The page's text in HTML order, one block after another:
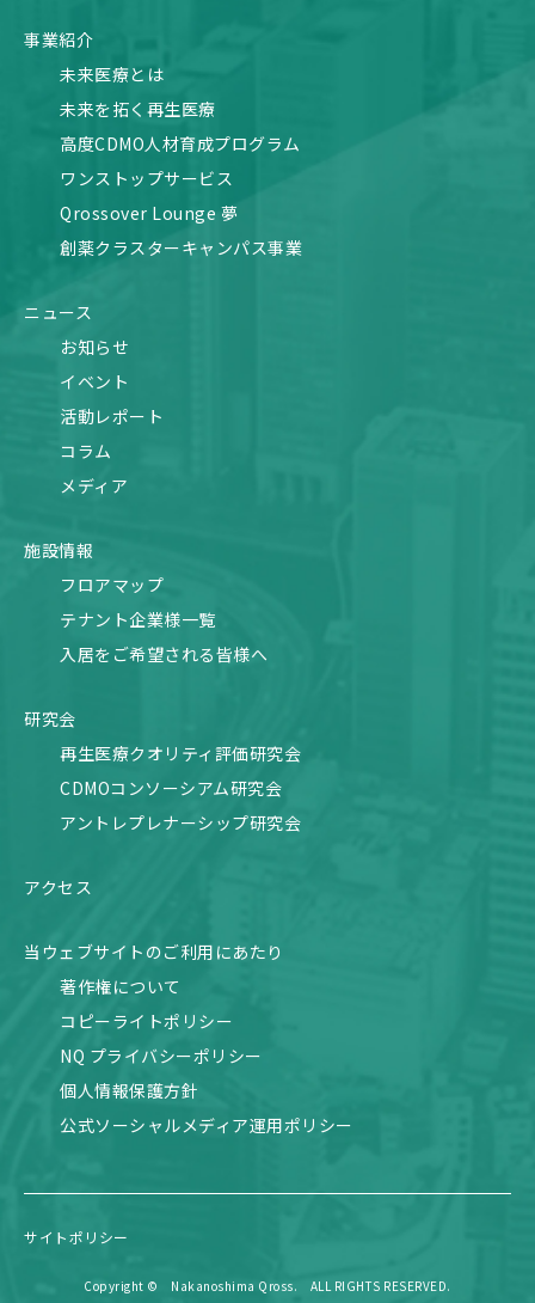
事業紹介
未来医療とは
未来を拓く再生医療
高度CDMO人材育成プログラム
ワンストップサービス
Qrossover Lounge 夢
創薬クラスターキャンパス事業
ニュース
お知らせ
イベント
活動レポート
コラム
メディア
施設情報
フロアマップ
テナント企業様一覧
入居をご希望される皆様へ
研究会
再生医療クオリティ評価研究会
CDMOコンソーシアム研究会
アントレプレナーシップ研究会
アクセス
当ウェブサイトのご利用にあたり
著作権について
コピーライトポリシー
NQ プライバシーポリシー
個人情報保護方針
公式ソーシャルメディア運用ポリシー
サイトポリシー
Copyright © Nakanoshima Qross. ALL RIGHTS RESERVED.